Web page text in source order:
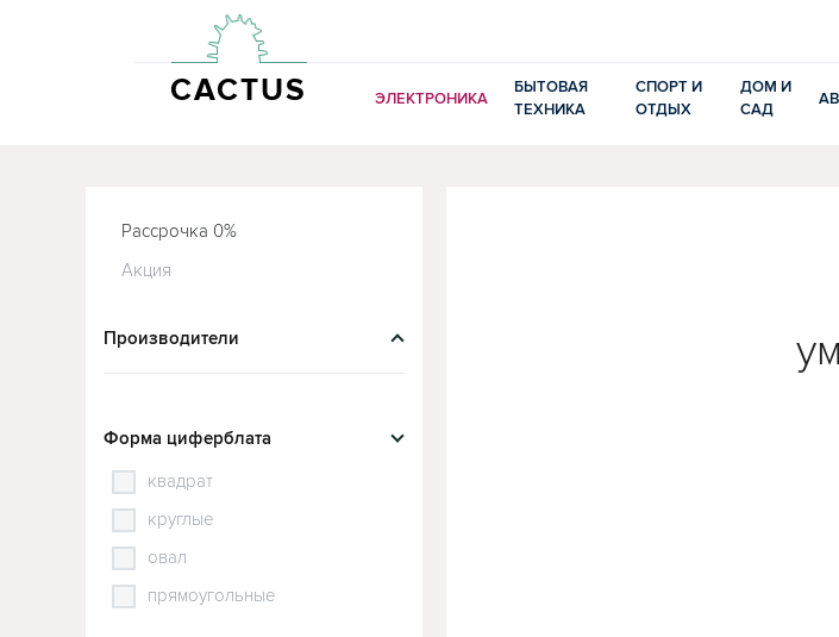
CACTUS ЭЛЕКТРОНИКА
БЫТОВАЯ
ТЕХНИКА
СПОРТ И
ОТДЫХ
ДОМ И
САД
Рассрочка 0%
Акция
Производители
Форма циферблата
квадрат
круглые
овал
прямоугольные